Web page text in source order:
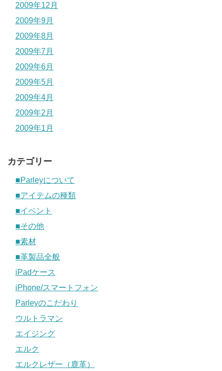
2009年12月
2009年9月
2009年8月
2009年7月
2009年6月
2009年5月
2009年4月
2009年2月
2009年1月
カテゴリー
■Parleyについて
■アイテムの種類
■イベント
■その他
■素材
■革製品全般
iPadケース
iPhone/スマートフォン
Parleyのこだわり
ウルトラマン
エイジング
エルク
エルクレザー（鹿革）